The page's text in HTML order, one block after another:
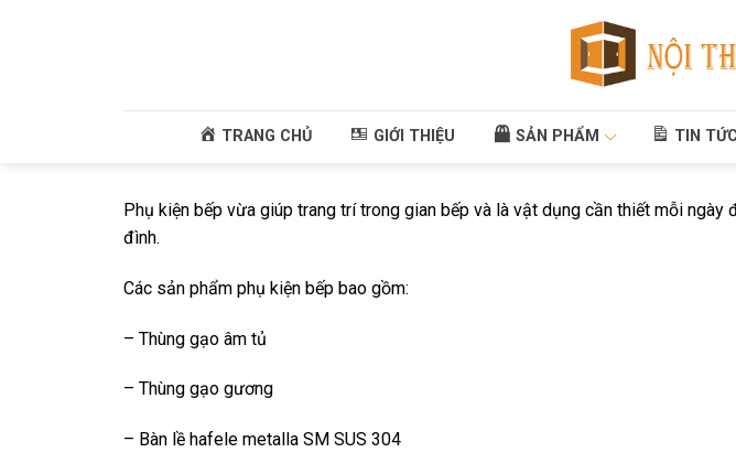
TRANG CHỦ GIỚI THIỆU SẢN PHẨM TIN TỨC
Phụ kiện bếp vừa giúp trang trí trong gian bếp và là vật dụng cần thiết mỗi ngày
đình.
Các sản phẩm phụ kiện bếp bao gồm:
– Thùng gạo âm tủ
– Thùng gạo gương
– Bàn lề hafele metalla SM SUS 304